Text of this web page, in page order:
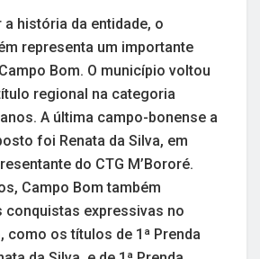
a história da entidade, o
representa um importante
Bom. O município voltou
regional na categoria
A última campo-bonense a
foi Renata da Silva, em
do CTG M’Bororé.
Campo Bom também
conquistas expressivas no
como os títulos de 1ª Prenda